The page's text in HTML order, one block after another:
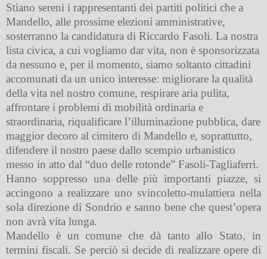
Stiano sereni i rappresentanti dei partiti politici che a
Mandello, alle prossime elezioni amministrative,
sosterranno la candidatura di Riccardo Fasoli. La nostra
lista civica, a cui vogliamo dar vita, non è sponsorizzata
da nessuno e, per il momento, siamo soltanto cittadini
accomunati da un unico interesse: migliorare la qualità
della vita nel nostro comune, respirare aria pulita,
affrontare i problemi di mobilità ordinaria e
straordinaria, riqualificare l’illuminazione pubblica, dare
maggior decoro al cimitero di Mandello e, soprattutto,
difendere il nostro paese dallo scempio urbanistico
messo in atto dal “duo delle rotonde” Fasoli-Tagliaferri.
Hanno soppresso una delle più importanti piazze, si
accingono a realizzare uno svincoletto-mulattiera nella
sola direzione di Sondrio e sanno bene che quest’opera
non avrà vita lunga.
Mandello è un comune che dà tanto allo Stato, in
termini fiscali. Se perciò si decide di realizzare opere di